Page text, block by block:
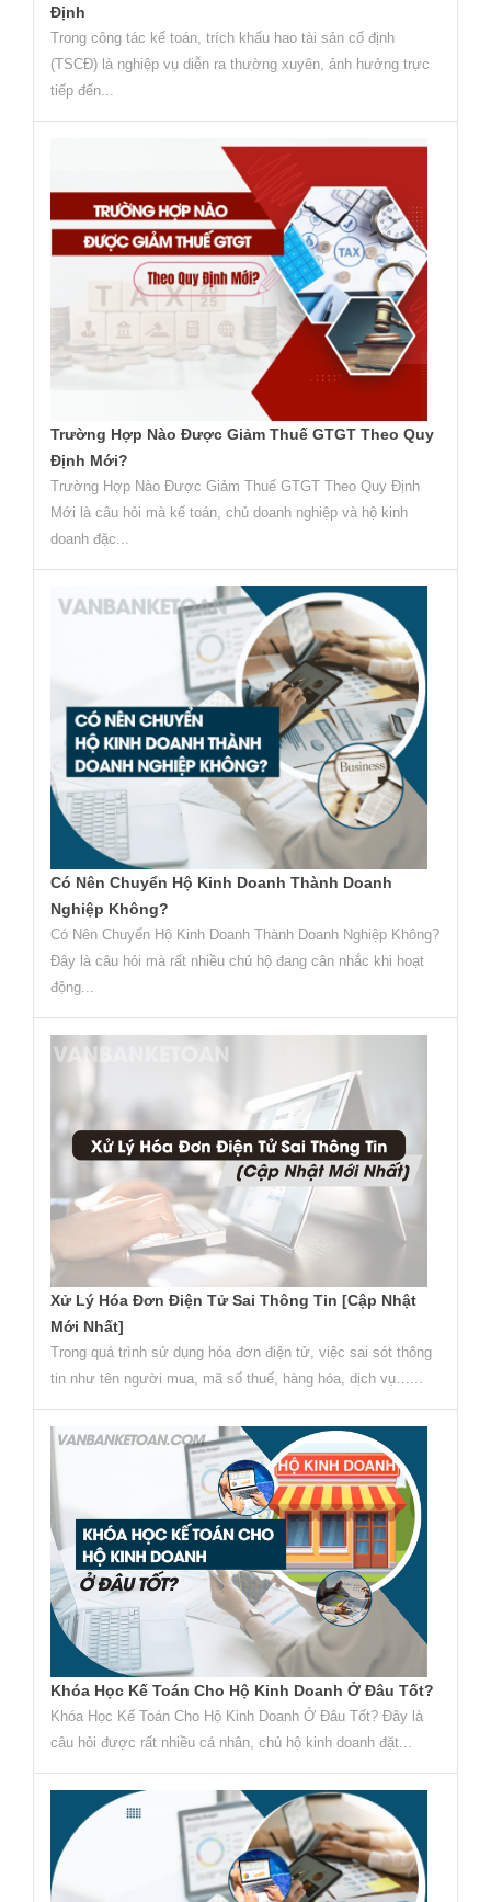
Định
Trong công tác kế toán, trích khấu hao tài sản cố định
(TSCĐ) là nghiệp vụ diễn ra thường xuyên, ảnh hưởng trực
tiếp đến...
Trường Hợp Nào Được Giảm Thuế GTGT Theo Quy
Định Mới?
Trường Hợp Nào Được Giảm Thuế GTGT Theo Quy Định
Mới là câu hỏi mà kế toán, chủ doanh nghiệp và hộ kinh
doanh đặc...
Có Nên Chuyển Hộ Kinh Doanh Thành Doanh
Nghiệp Không?
Có Nên Chuyển Hộ Kinh Doanh Thành Doanh Nghiệp Không?
Đây là câu hỏi mà rất nhiều chủ hộ đang cân nhắc khi hoạt
động...
Xử Lý Hóa Đơn Điện Tử Sai Thông Tin [Cập Nhật
Mới Nhất]
Trong quá trình sử dụng hóa đơn điện tử, việc sai sót thông
tin như tên người mua, mã số thuế, hàng hóa, dịch vụ…...
Khóa Học Kế Toán Cho Hộ Kinh Doanh Ở Đâu Tốt?
Khóa Học Kế Toán Cho Hộ Kinh Doanh Ở Đâu Tốt? Đây là
câu hỏi được rất nhiều cá nhân, chủ hộ kinh doanh đặt...